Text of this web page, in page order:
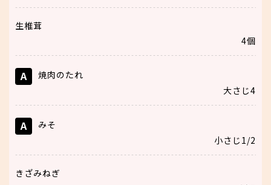
生椎茸
4個
A
焼肉のたれ
大さじ4
A
みそ
小さじ1/2
きざみねぎ